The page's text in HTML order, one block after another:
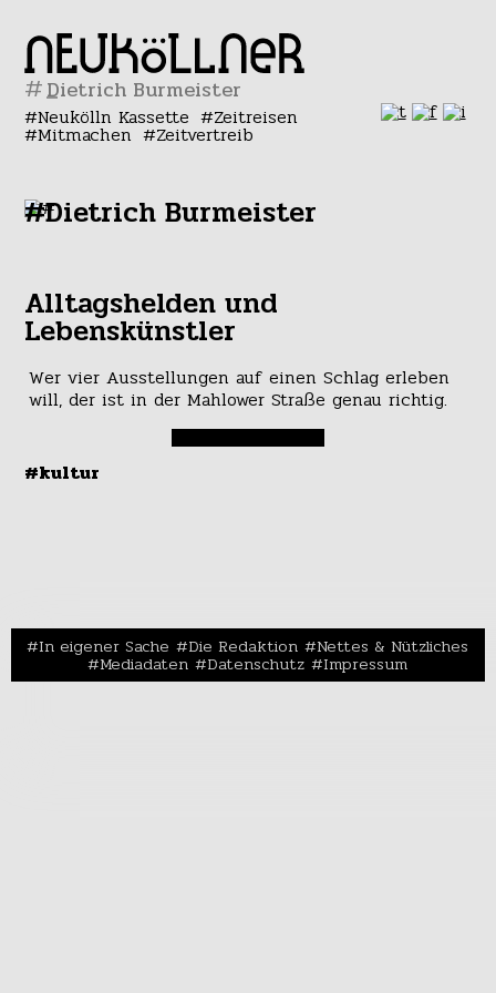
#
Neukölln Kassette Zeitreisen
Mitmachen Zeitvertreib
#Dietrich Burmeister
Alltagshelden und
Lebenskünstler
Wer vier Ausstellungen auf einen Schlag erleben
will, der ist in der Mahlower Straße genau richtig.
#kultur
In eigener Sache Die Redaktion Nettes & Nützliches
Mediadaten Datenschutz Impressum